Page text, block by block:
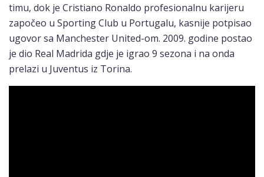
timu, dok je Cristiano Ronaldo profesionalnu karijeru
započeo u Sporting Club u Portugalu, kasnije potpisao
ugovor sa Manchester United-om. 2009. godine postao
je dio Real Madrida gdje je igrao 9 sezona i na onda
prelazi u Juventus iz Torina.